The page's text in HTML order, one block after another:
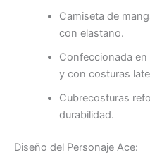
Camiseta de
con elastano.
Confeccionada
y con costuras
Cubrecosturas
durabilidad.
Diseño del Personaje Ace: